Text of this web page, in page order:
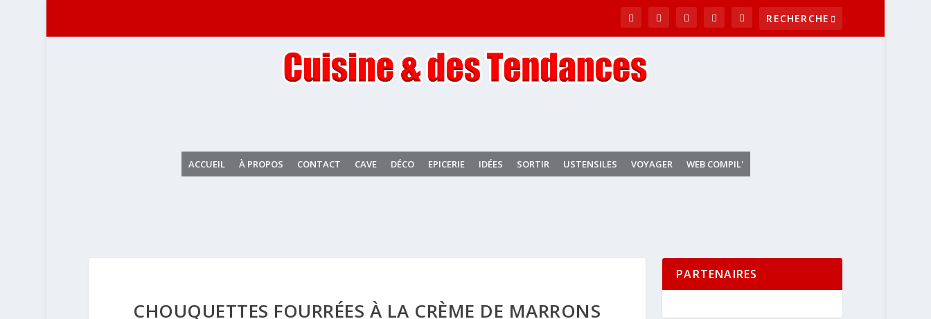
ACCUEIL À PROPOS CONTACT CAVE DÉCO EPICERIE IDÉES SORTIR USTENSILES VOYAGER WEB COMPIL'
CHOUQUETTES FOURRÉES À LA CRÈME DE MARRONS
PARTENAIRES